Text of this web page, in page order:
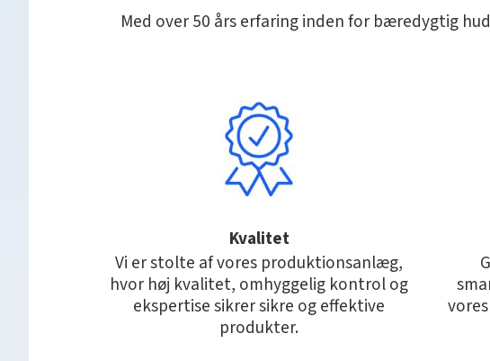
Med over 50 års erfaring inden for bæredygtig
Kvalitet
Vi er stolte af vores produktionsanlæg,
hvor høj kvalitet, omhyggelig kontrol og
ekspertise sikrer sikre og effektive
produkter.